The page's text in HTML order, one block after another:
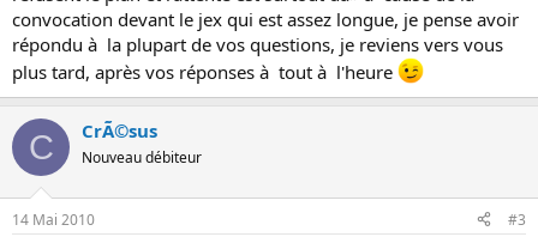
convocation devant le jex qui est assez longue, je pense avoir
répondu à la plupart de vos questions, je reviens vers vous
plus tard, après vos réponses à tout à l'heure
C CrÃ©sus
Nouveau débiteur
14 Mai 2010 #3